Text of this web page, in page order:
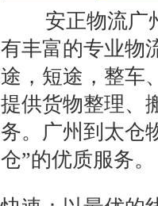
安正物流广州
有丰富的专业物
途，短途，整车
提供货物整理、
务。广州到太仓
仓”的优质服务。